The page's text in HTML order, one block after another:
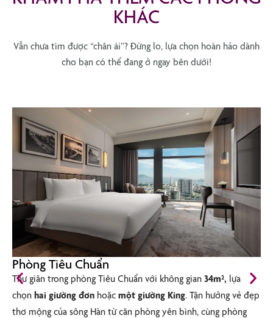
KHÁC
Vẫn chưa tìm được “chân ái”? Đừng lo, lựa chọn hoàn hảo dành
cho bạn có thể đang ở ngay bên dưới!
Phòng Tiêu Chuẩn
Thư giãn trong phòng Tiêu Chuẩn với không gian 34m², lựa
chọn hai giường đơn hoặc một giường King. Tận hưởng vẻ đẹp
thơ mộng của sông Hàn từ căn phòng yên bình, cùng phòng